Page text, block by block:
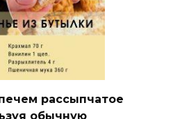
рассыпчатое
обычную